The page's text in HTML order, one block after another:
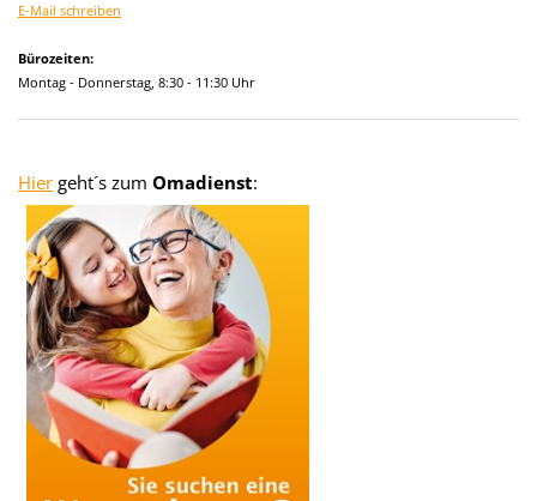
E-Mail schreiben
Bürozeiten:
Montag - Donnerstag, 8:30 - 11:30 Uhr
Hier geht´s zum Omadienst: